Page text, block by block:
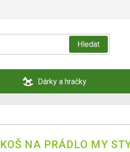
Hledat
Dárky a hračky
KOŠ NA PRÁDLO MY